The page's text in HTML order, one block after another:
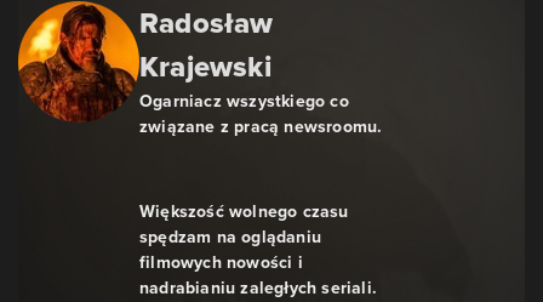
Radosław
Krajewski
Ogarniacz wszystkiego co
związane z pracą newsroomu.
Większość wolnego czasu
spędzam na oglądaniu
filmowych nowości i
nadrabianiu zaległych seriali.